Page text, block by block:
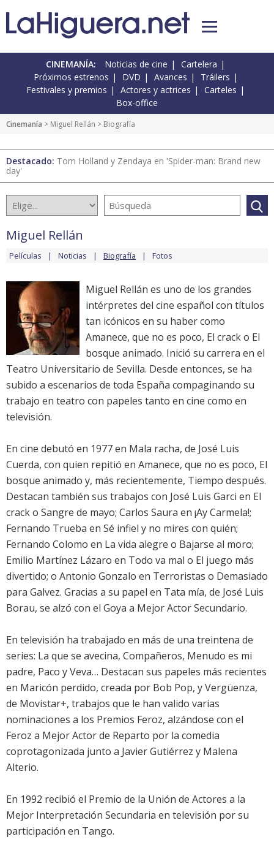
CINEMANÍA: Noticias de cine
Cartelera
Próximos estrenos
DVD Avances
Tráilers
Festivales y premios
Actores y actrices
Carteles
Box-office
Cinemanía > Miguel Rellán > Biografía
Destacado: Tom Holland y Zendaya en 'Spider-man: Brand new
day'
Miguel Rellán
Películas Noticias Biografía Fotos
Miguel Rellán es uno de los grandes
intérpretes del cine español con títulos
tan icónicos en su haber como
Amanece, que no es poco, El crack o El
bosque animado. Inició su carrera en el
Teatro Universitario de Sevilla. Desde entonces, se ha
subido a escenarios de toda España compaginando su
trabajo en teatro con papeles tanto en cine como en
televisión.
En cine debutó en 1977 en Mala racha, de José Luis
Cuerda, con quien repitió en Amanece, que no es poco, El
bosque animado y, más recientemente, Tiempo después.
Destacan también sus trabajos con José Luis Garci en El
crack o Sangre de mayo; Carlos Saura en ¡Ay Carmela!;
Fernando Trueba en Sé infiel y no mires con quién;
Fernando Colomo en La vida alegre o Bajarse al moro;
Emilio Martínez Lázaro en Todo va mal o El juego más
divertido; o Antonio Gonzalo en Terroristas o Demasiado
para Galvez. Gracias a su papel en Tata mía, de José Luis
Borau, se alzó con el Goya a Mejor Actor Secundario.
En televisión ha trabajado en más de una treintena de
series: La que se avecina, Compañeros, Menudo es mi
padre, Paco y Veva… Destacan sus papeles más recientes
en Maricón perdido, creada por Bob Pop, y Vergüenza,
de Movistar+, trabajos que le han valido varias
nominaciones a los Premios Feroz, alzándose con el
Feroz a Mejor Actor de Reparto por la comedia
coprotagonizada junto a Javier Gutiérrez y Malena
Alterio.
En 1992 recibió el Premio de la Unión de Actores a la
Mejor Interpretación Secundaria en televisión por su
participación en Tango.